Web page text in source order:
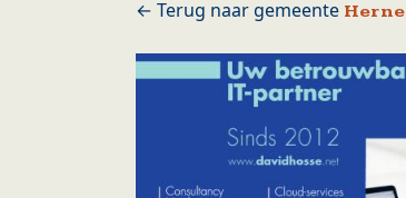
Herne